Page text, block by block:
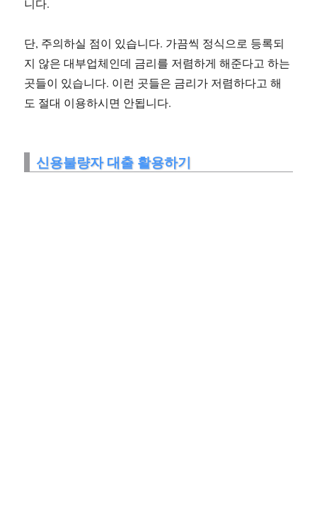
니다.
단, 주의하실 점이 있습니다. 가끔씩 정식으로 등록되
지 않은 대부업체인데 금리를 저렴하게 해준다고 하는
곳들이 있습니다. 이런 곳들은 금리가 저렴하다고 해
도 절대 이용하시면 안됩니다.
신용불량자 대출 활용하기